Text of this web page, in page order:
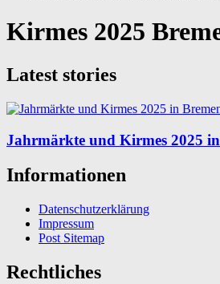
Kirmes 2025
Latest stories
Jahrmärkte und Kirmes 2025
Informationen
Datenschutzerklärung
Impressum
Post Sitemap
Rechtliches